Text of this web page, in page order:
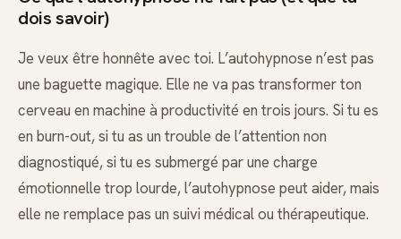
dois savoir)
Je veux être honnête avec toi. L’autohypnose n’est pas
une baguette magique. Elle ne va pas transformer ton
cerveau en machine à productivité en trois jours. Si tu es
en burn-out, si tu as un trouble de l’attention non
diagnostiqué, si tu es submergé par une charge
émotionnelle trop lourde, l’autohypnose peut aider, mais
elle ne remplace pas un suivi médical ou thérapeutique.